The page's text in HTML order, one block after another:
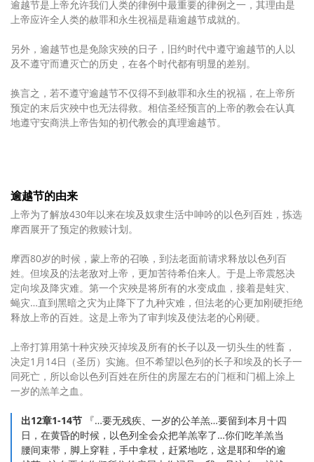
逾越节是上帝允许我们人类的律例中最重要的律例之一，其理由是
上帝应许全人类的赦罪和永生祝福是藉逾越节成就的。
另外，逾越节也是免除灾殃的日子，旧约时代中遵守逾越节的人以
及不遵守而遭灭亡的历史，在各个时代都有明显的差别。
换言之，若不遵守逾越节不仅得不到赦罪和永生的祝福，在上帝所
预定的末后灾殃中也无法得救。相信圣经预言的上帝的教会在认真
地遵守安商洪上帝告知的初代教会的真理逾越节。
逾越节的由来
上帝为了解放430年以来在埃及奴隶生活中呻吟的以色列百姓，拣选
摩西展开了预定的救赎计划。
摩西80岁的时候，蒙上帝的召唤，到法老面前请求释放以色列百
姓。但埃及的法老敌对上帝，更加苦待希伯来人。于是上帝震怒决
定向埃及降灾难。第一个灾殃是将所有的水变成血，接着是蛙灾、
蝇灾…直到黑暗之灾为止降下了九种灾难，但法老的心更加刚硬拒绝
释放上帝的百姓。这是上帝为了审判埃及使法老的心刚硬。
上帝打算用第十种灾殃灭掉埃及所有的长子以及一切头生的牲畜，
决定1月14日（圣历）实施。但不希望以色列的长子和埃及的长子一
同死亡，所以命以色列百姓在所住的房屋左右的门框和门楣上涂上
一岁的羔羊之血。
出12章1-14节 『…要无残疾、一岁的公羊羔…要留到本月十四
日，在黄昏的时候，以色列全会众把羊羔宰了…你们吃羊羔当
腰间束带，脚上穿鞋，手中拿杖，赶紧地吃，这是耶和华的逾